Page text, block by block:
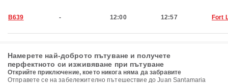
B639 - 12:00 12:57 Fort
Намерете най-доброто пътуване и получете
перфектното си изживяване при пътуване
Открийте приключение, което никога няма да забравите
Отправете се на забележително пътешествие до Juan Santamaria